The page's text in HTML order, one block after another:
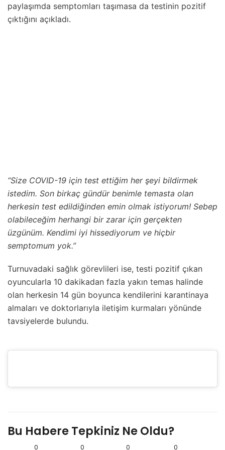
paylaşımda semptomları taşımasa da testinin pozitif
çıktığını açıkladı.
“Size COVID-19 için test ettiğim her şeyi bildirmek
istedim. Son birkaç gündür benimle temasta olan
herkesin test edildiğinden emin olmak istiyorum! Sebep
olabileceğim herhangi bir zarar için gerçekten
üzgünüm. Kendimi iyi hissediyorum ve hiçbir
semptomum yok.”
Turnuvadaki sağlık görevlileri ise, testi pozitif çıkan
oyuncularla 10 dakikadan fazla yakın temas halinde
olan herkesin 14 gün boyunca kendilerini karantinaya
almaları ve doktorlarıyla iletişim kurmaları yönünde
tavsiyelerde bulundu.
Bu Habere Tepkiniz Ne Oldu?
0 0 0 0